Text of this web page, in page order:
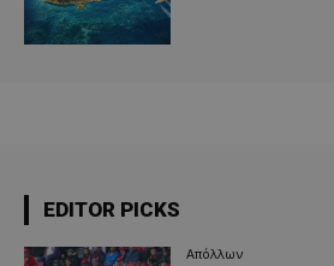
EDITOR PICKS
Απόλλων